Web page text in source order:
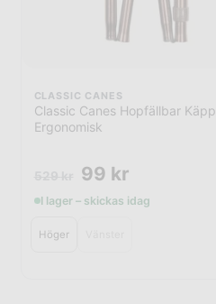
CLASSIC CANES
Classic Canes Hopfällbar Käpp
Ergonomisk
99 kr
I lager – skickas idag
Höger